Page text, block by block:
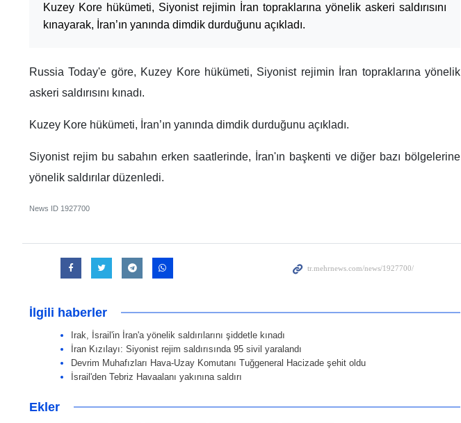
Kuzey Kore hükümeti, Siyonist rejimin İran topraklarına yönelik askeri saldırısını
kınayarak, İran’ın yanında dimdik durduğunu açıkladı.
Russia Today'e göre, Kuzey Kore hükümeti, Siyonist rejimin İran topraklarına yönelik
askeri saldırısını kınadı.
Kuzey Kore hükümeti, İran’ın yanında dimdik durduğunu açıkladı.
Siyonist rejim bu sabahın erken saatlerinde, İran'ın başkenti ve diğer bazı bölgelerine
yönelik saldırılar düzenledi.
News ID 1927700
İlgili haberler
Irak, İsrail'in İran'a yönelik saldırılarını şiddetle kınadı
İran Kızılayı: Siyonist rejim saldırısında 95 sivil yaralandı
Devrim Muhafızları Hava-Uzay Komutanı Tuğgeneral Hacizade şehit oldu
İsrail'den Tebriz Havaalanı yakınına saldırı
Ekler